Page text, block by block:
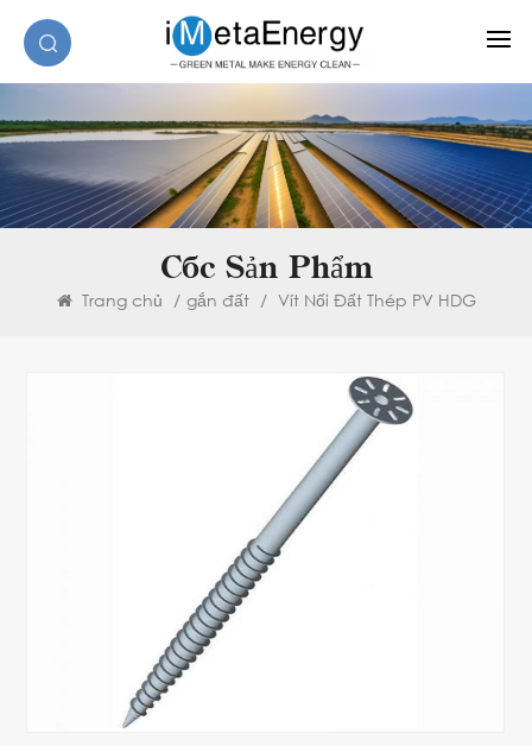
Các Sản Phẩm
Trang chủ / gắn đất / Vít Nối Đất Thép PV HDG